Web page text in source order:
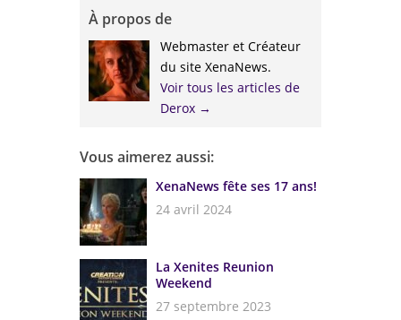
À propos de
Webmaster et Créateur
du site XenaNews.
Voir tous les articles de
Derox →
Vous aimerez aussi:
XenaNews fête ses 17 ans!
24 avril 2024
La Xenites Reunion
Weekend
27 septembre 2023